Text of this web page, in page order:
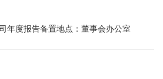
置地点：董事会办公室